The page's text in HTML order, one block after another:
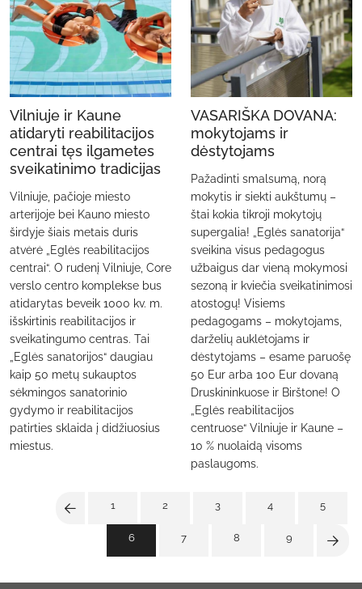
Vilniuje ir Kaune
atidaryti reabilitacijos
centrai tęs ilgametes
sveikatinimo tradicijas
Vilniuje, pačioje miesto
arterijoje bei Kauno miesto
širdyje šiais metais duris
atvėrė „Eglės reabilitacijos
centrai“. O rudenį Vilniuje, Core
verslo centro komplekse bus
atidarytas beveik 1000 kv. m.
išskirtinis reabilitacijos ir
sveikatingumo centras. Tai
„Eglės sanatorijos“ daugiau
kaip 50 metų sukauptos
sėkmingos sanatorinio
gydymo ir reabilitacijos
patirties sklaida į didžiuosius
miestus.
VASARIŠKA DOVANA:
mokytojams ir
dėstytojams
Pažadinti smalsumą, norą
mokytis ir siekti aukštumų –
štai kokia tikroji mokytojų
supergalia! „Eglės sanatorija“
sveikina visus pedagogus
užbaigus dar vieną mokymosi
sezoną ir kviečia sveikatinimosi
atostogų! Visiems
pedagogams – mokytojams,
darželių auklėtojams ir
dėstytojams – esame paruošę
50 Eur arba 100 Eur dovaną
Druskininkuose ir Birštone! O
„Eglės reabilitacijos
centruose“ Vilniuje ir Kaune –
10 % nuolaidą visoms
paslaugoms.
1 2 3 4 5
6 7 8 9